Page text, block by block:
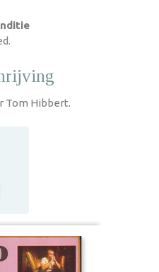
Tom Hibbert.